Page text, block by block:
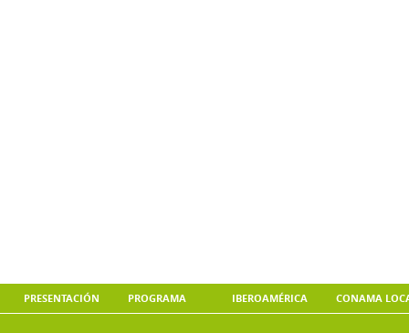
PRESENTACIÓN PROGRAMA IBEROAMÉRICA CONAMA